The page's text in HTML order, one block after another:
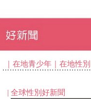
在地青少年 在地性別
| 全球性別好新聞